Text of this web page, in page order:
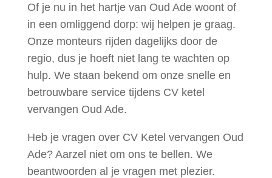
Of je nu in het hartje van Oud Ade woont of
in een omliggend dorp: wij helpen je graag.
Onze monteurs rijden dagelijks door de
regio, dus je hoeft niet lang te wachten op
hulp. We staan bekend om onze snelle en
betrouwbare service tijdens CV ketel
vervangen Oud Ade.
Heb je vragen over CV Ketel vervangen Oud
Ade? Aarzel niet om ons te bellen. We
beantwoorden al je vragen met plezier.